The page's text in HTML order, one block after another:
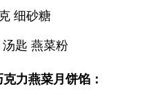
细砂糖
匙 燕菜粉
力燕菜月饼馅：